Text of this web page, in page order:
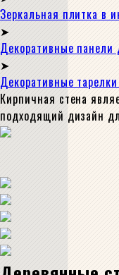
Зеркальная плитка в
Декоративные
Декоративные
Кирпичная стена
подходящий дизайн